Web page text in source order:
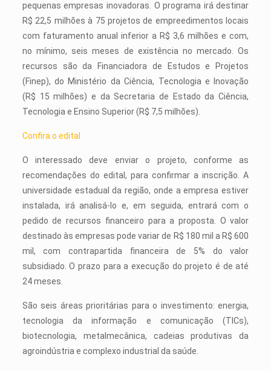
pequenas empresas inovadoras. O programa irá destinar
R$ 22,5 milhões à 75 projetos de empreedimentos locais
com faturamento anual inferior a R$ 3,6 milhões e com,
no mínimo, seis meses de existência no mercado. Os
recursos são da Financiadora de Estudos e Projetos
(Finep), do Ministério da Ciência, Tecnologia e Inovação
(R$ 15 milhões) e da Secretaria de Estado da Ciência,
Tecnologia e Ensino Superior (R$ 7,5 milhões).
Confira o edital
O interessado deve enviar o projeto, conforme as
recomendações do edital, para confirmar a inscrição. A
universidade estadual da região, onde a empresa estiver
instalada, irá analisá-lo e, em seguida, entrará com o
pedido de recursos financeiro para a proposta. O valor
destinado às empresas pode variar de R$ 180 mil a R$ 600
mil, com contrapartida financeira de 5% do valor
subsidiado. O prazo para a execução do projeto é de até
24 meses.
São seis áreas prioritárias para o investimento: energia,
tecnologia da informação e comunicação (TICs),
biotecnologia, metalmecânica, cadeias produtivas da
agroindústria e complexo industrial da saúde.